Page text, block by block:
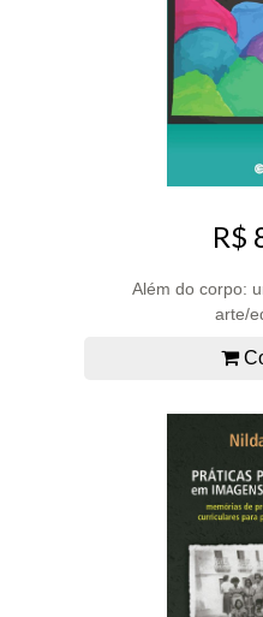
R$
Além do corpo:
arte/